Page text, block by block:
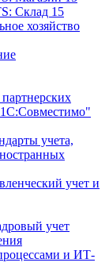
Склад 15
хозяйство
учета,
учет и
учет
и ИТ-